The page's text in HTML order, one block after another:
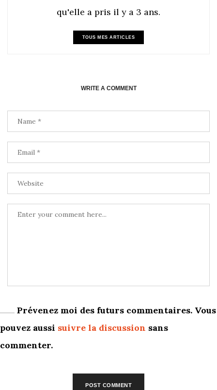
qu'elle a pris il y a 3 ans.
TOUS MES ARTICLES
WRITE A COMMENT
Prévenez moi des futurs commentaires. Vous
pouvez aussi suivre la discussion sans
commenter.